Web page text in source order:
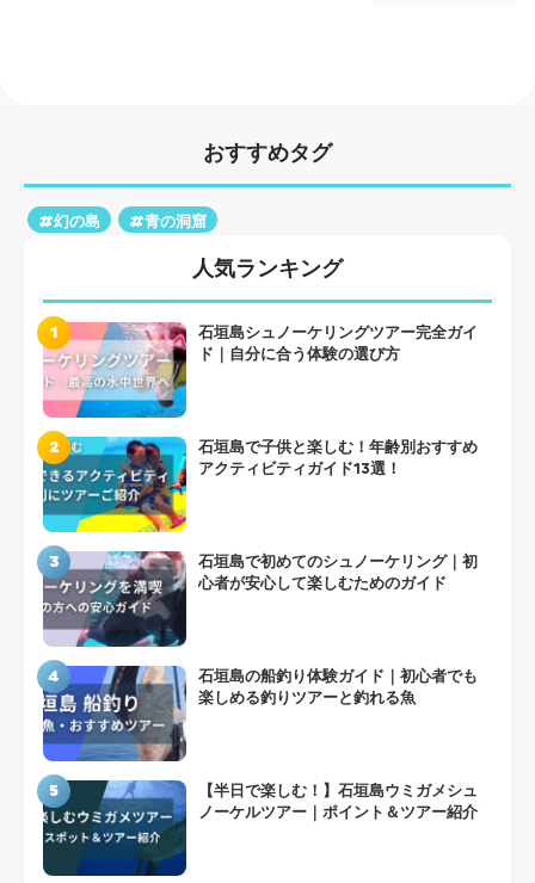
おすすめタグ
#幻の島 #青の洞窟
人気ランキング
1
石垣島シュノーケリングツアー完全ガイ
ド｜自分に合う体験の選び方
2
石垣島で子供と楽しむ！年齢別おすすめ
アクティビティガイド13選！
3
石垣島で初めてのシュノーケリング｜初
心者が安心して楽しむためのガイド
4
石垣島の船釣り体験ガイド｜初心者でも
楽しめる釣りツアーと釣れる魚
5
【半日で楽しむ！】石垣島ウミガメシュ
ノーケルツアー｜ポイント＆ツアー紹介